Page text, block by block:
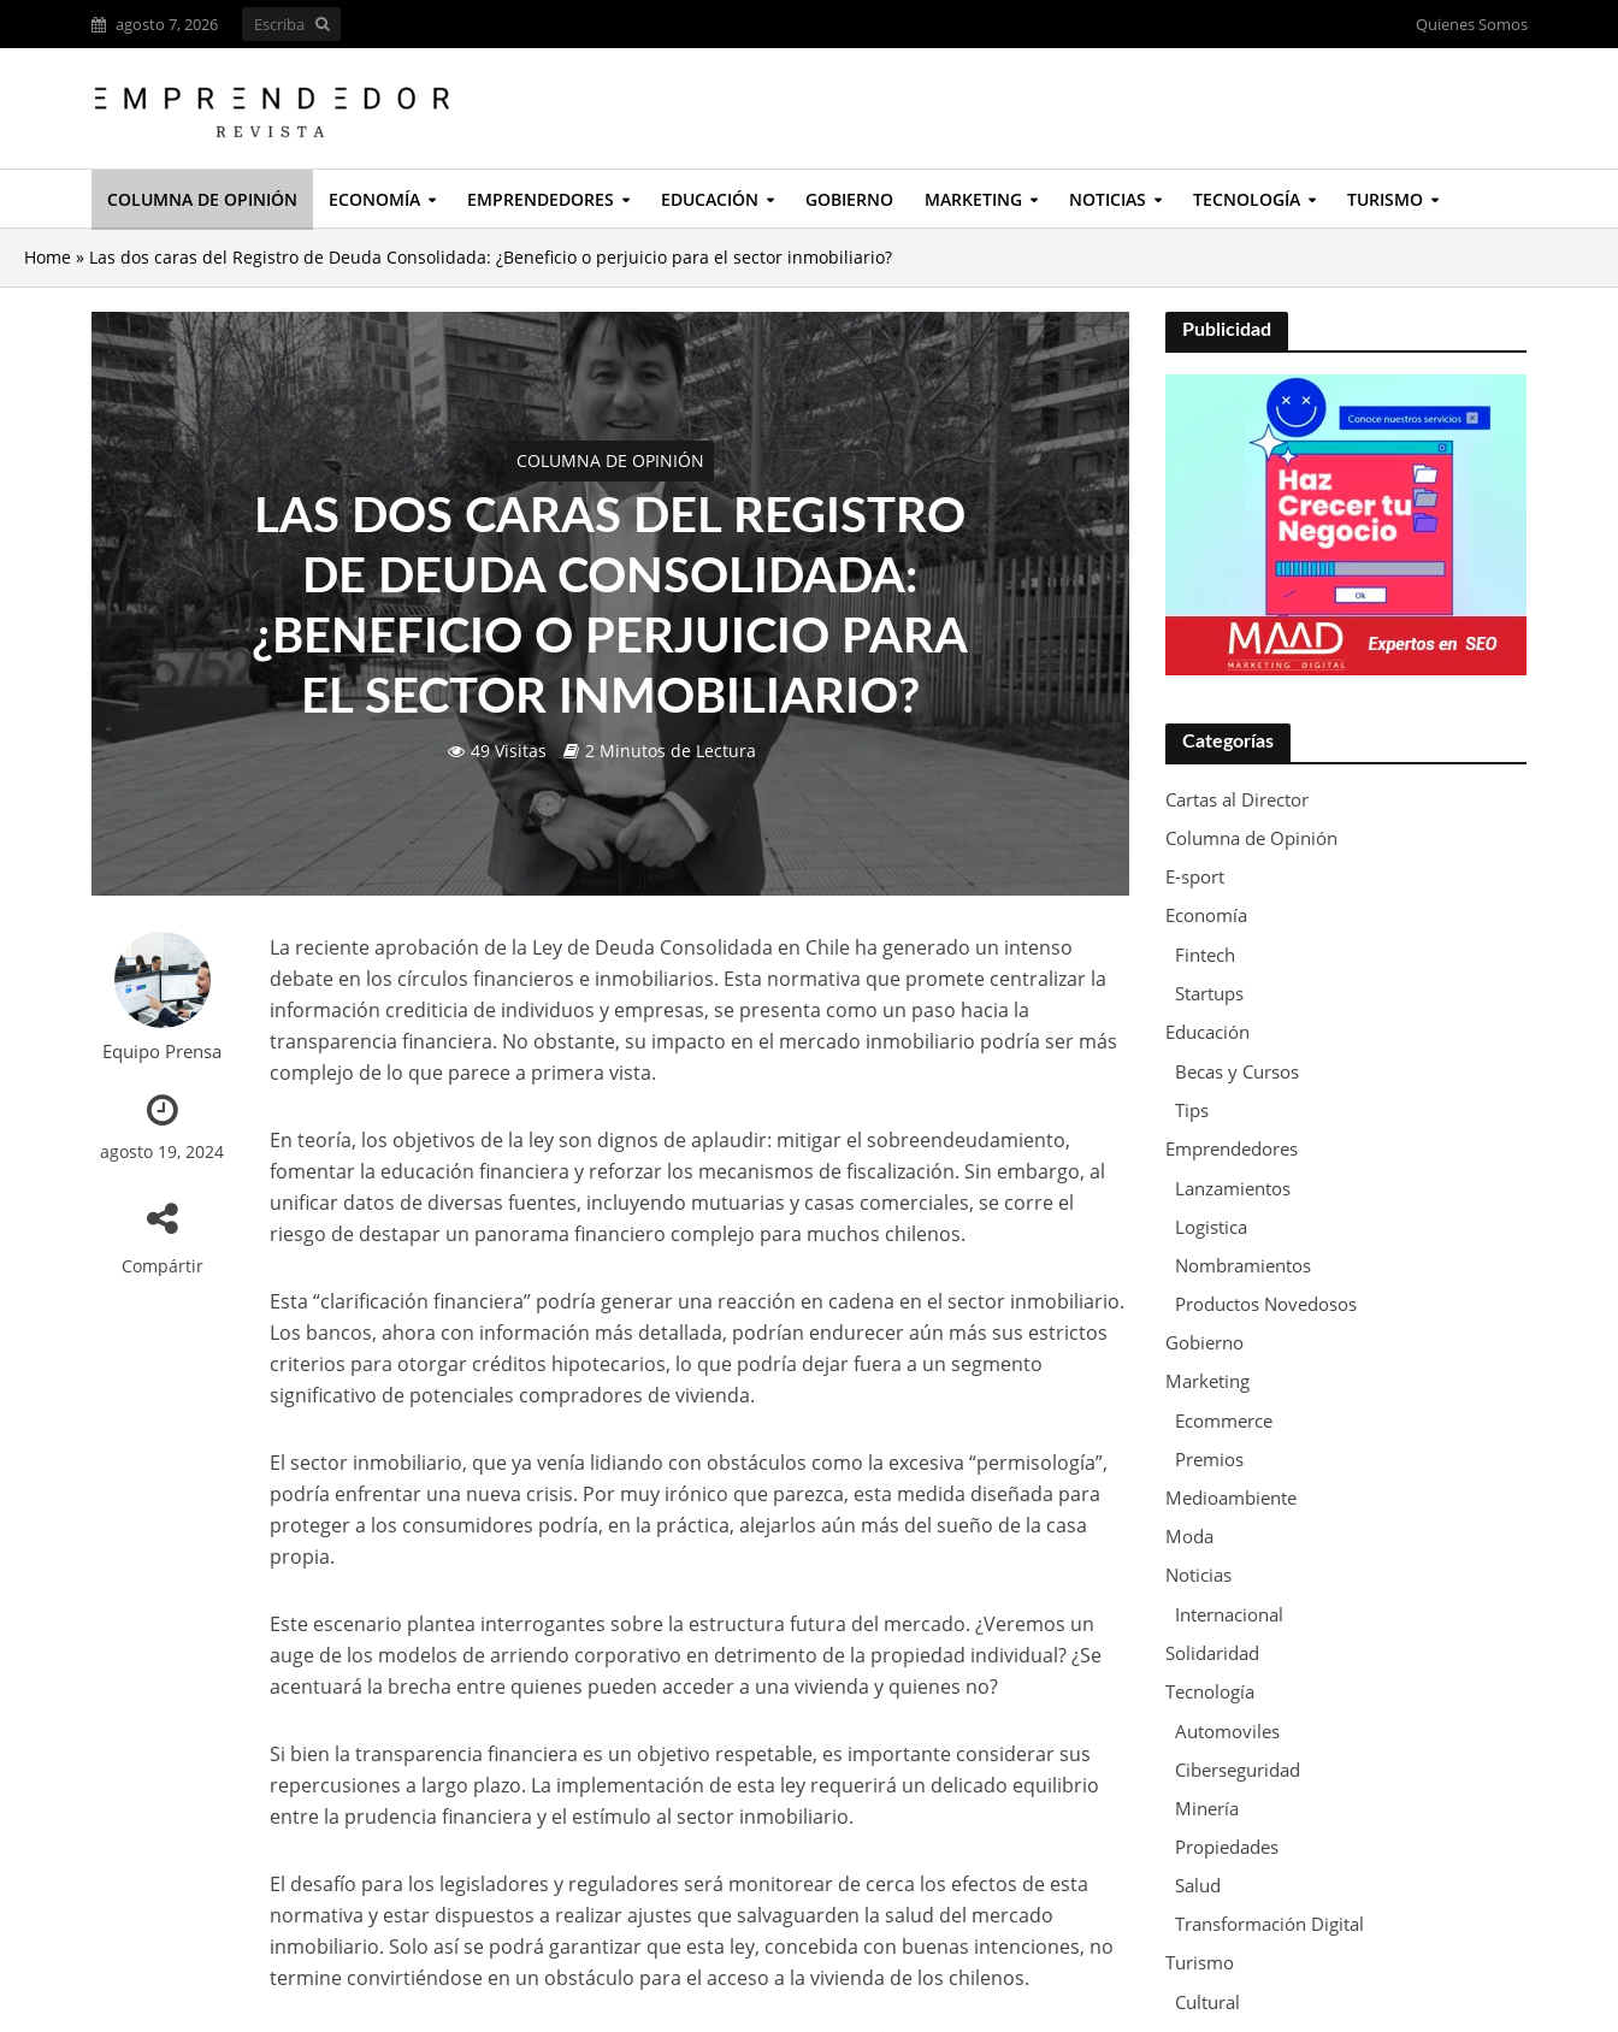
agosto 7, 2026 Quienes Somos
COLUMNA DE OPINIÓN ECONOMÍA EMPRENDEDORES EDUCACIÓN GOBIERNO MARKETING NOTICIAS TECNOLOGÍA TURISMO
Home » Las dos caras del Registro de Deuda Consolidada: ¿Beneficio o perjuicio para el sector inmobiliario?
COLUMNA DE OPINIÓN
LAS DOS CARAS DEL REGISTRO
DE DEUDA CONSOLIDADA:
¿BENEFICIO O PERJUICIO PARA
EL SECTOR INMOBILIARIO?
49 Visitas 2 Minutos de Lectura
Equipo Prensa
agosto 19, 2024
Compártir
La reciente aprobación de la Ley de Deuda Consolidada en Chile ha generado un intenso
debate en los círculos financieros e inmobiliarios. Esta normativa que promete centralizar la
información crediticia de individuos y empresas, se presenta como un paso hacia la
transparencia financiera. No obstante, su impacto en el mercado inmobiliario podría ser más
complejo de lo que parece a primera vista.
En teoría, los objetivos de la ley son dignos de aplaudir: mitigar el sobreendeudamiento,
fomentar la educación financiera y reforzar los mecanismos de fiscalización. Sin embargo, al
unificar datos de diversas fuentes, incluyendo mutuarias y casas comerciales, se corre el
riesgo de destapar un panorama financiero complejo para muchos chilenos.
Esta “clarificación financiera” podría generar una reacción en cadena en el sector inmobiliario.
Los bancos, ahora con información más detallada, podrían endurecer aún más sus estrictos
criterios para otorgar créditos hipotecarios, lo que podría dejar fuera a un segmento
significativo de potenciales compradores de vivienda.
El sector inmobiliario, que ya venía lidiando con obstáculos como la excesiva “permisología”,
podría enfrentar una nueva crisis. Por muy irónico que parezca, esta medida diseñada para
proteger a los consumidores podría, en la práctica, alejarlos aún más del sueño de la casa
propia.
Este escenario plantea interrogantes sobre la estructura futura del mercado. ¿Veremos un
auge de los modelos de arriendo corporativo en detrimento de la propiedad individual? ¿Se
acentuará la brecha entre quienes pueden acceder a una vivienda y quienes no?
Si bien la transparencia financiera es un objetivo respetable, es importante considerar sus
repercusiones a largo plazo. La implementación de esta ley requerirá un delicado equilibrio
entre la prudencia financiera y el estímulo al sector inmobiliario.
El desafío para los legisladores y reguladores será monitorear de cerca los efectos de esta
normativa y estar dispuestos a realizar ajustes que salvaguarden la salud del mercado
inmobiliario. Solo así se podrá garantizar que esta ley, concebida con buenas intenciones, no
termine convirtiéndose en un obstáculo para el acceso a la vivienda de los chilenos.
Publicidad
Categorías
Cartas al Director
Columna de Opinión
E-sport
Economía
Fintech
Startups
Educación
Becas y Cursos
Tips
Emprendedores
Lanzamientos
Logistica
Nombramientos
Productos Novedosos
Gobierno
Marketing
Ecommerce
Premios
Medioambiente
Moda
Noticias
Internacional
Solidaridad
Tecnología
Automoviles
Ciberseguridad
Minería
Propiedades
Salud
Transformación Digital
Turismo
Cultural